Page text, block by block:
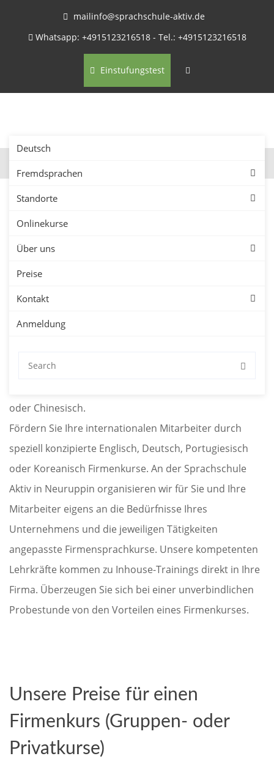
mailinfo@sprachschule-aktiv.de
Whatsapp: +4915123216518 - Tel.: +4915123216518
Einstufungstest
Deutsch
Fremdsprachen
Standorte
Onlinekurse
Über uns
Preise
Kontakt
Anmeldung
Firmenkurse in Neuruppin –
Sprachkurse für
Unternehmen
Probestunde. Firmensprachkurse in Neuruppin für
oder Chinesisch.
Fördern Sie Ihre internationalen Mitarbeiter durch
speziell konzipierte Englisch, Deutsch, Portugiesisch
oder Koreanisch Firmenkurse. An der Sprachschule
Aktiv in Neuruppin organisieren wir für Sie und Ihre
Mitarbeiter eigens an die Bedürfnisse Ihres
Unternehmens und die jeweiligen Tätigkeiten
angepasste Firmensprachkurse. Unsere kompetenten
Lehrkräfte kommen zu Inhouse-Trainings direkt in Ihre
Firma. Überzeugen Sie sich bei einer unverbindlichen
Probestunde von den Vorteilen eines Firmenkurses.
Unsere Preise für einen
Firmenkurs (Gruppen- oder
Privatkurse)